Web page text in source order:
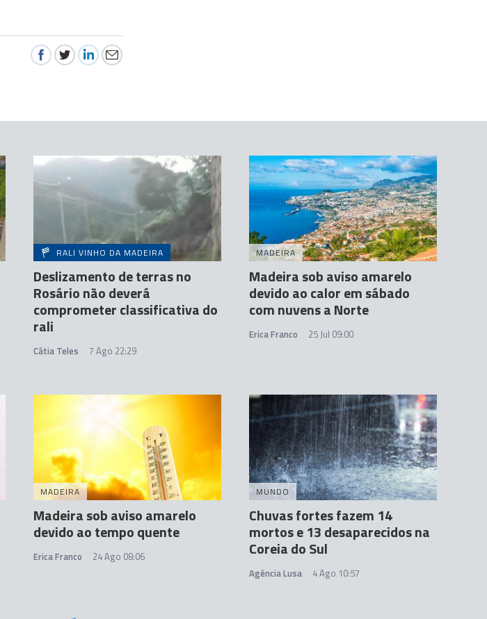
RALI VINHO DA MADEIRA
Deslizamento de terras no
Rosário não deverá
comprometer classificativa do
rali
Cátia Teles 7 Ago 22:29
MADEIRA
Madeira sob aviso amarelo
devido ao calor em sábado
com nuvens a Norte
Erica Franco 25 Jul 09:00
MADEIRA
Madeira sob aviso amarelo
devido ao tempo quente
Erica Franco 24 Ago 08:06
MUNDO
Chuvas fortes fazem 14
mortos e 13 desaparecidos na
Coreia do Sul
Agência Lusa 4 Ago 10:57